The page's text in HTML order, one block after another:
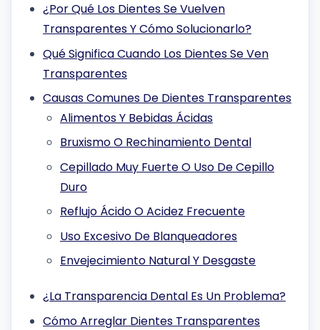
¿Por Qué Los Dientes Se Vuelven
Transparentes Y Cómo Solucionarlo?
Qué Significa Cuando Los Dientes Se Ven
Transparentes
Causas Comunes De Dientes Transparentes
Alimentos Y Bebidas Ácidas
Bruxismo O Rechinamiento Dental
Cepillado Muy Fuerte O Uso De Cepillo
Duro
Reflujo Ácido O Acidez Frecuente
Uso Excesivo De Blanqueadores
Envejecimiento Natural Y Desgaste
¿La Transparencia Dental Es Un Problema?
Cómo Arreglar Dientes Transparentes